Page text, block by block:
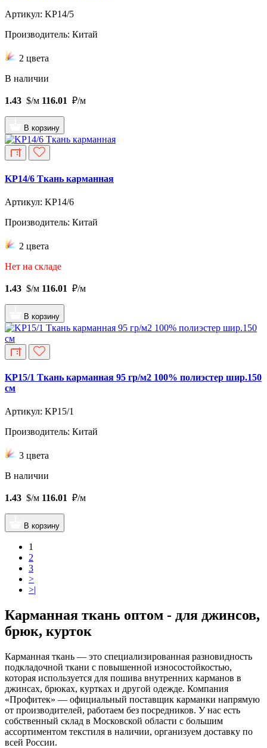
Артикул: KP14/5
Производитель: Китай
2 цвета
В наличии
1.43 $/м 116.01 ₽/м
В корзину
KP14/6 Ткань карманная
Артикул: KP14/6
Производитель: Китай
2 цвета
Нет на складе
1.43 $/м 116.01 ₽/м
В корзину
KP15/1 Ткань карманная 95 гр/м2 100% полиэстер шир.150
см
Артикул: KP15/1
Производитель: Китай
3 цвета
В наличии
1.43 $/м 116.01 ₽/м
В корзину
1
2
3
>
>|
Карманная ткань оптом - для джинсов,
брюк, курток
Карманная ткань — это специализированная разновидность
подкладочной ткани с повышенной износостойкостью,
которая используется для пошива внутренних карманов в
джинсах, брюках, куртках и другой одежде. Компания
«Профитек» — официальный поставщик карманки напрямую
от производителей, работаем без посредников. У нас есть
собственный склад в Московской области с большим
ассортиментом текстиля в наличии, организуем доставку по
всей России.